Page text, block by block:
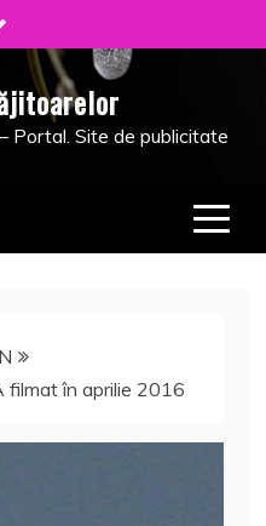
Portal. Site de publicitate
filmat în aprilie 2016